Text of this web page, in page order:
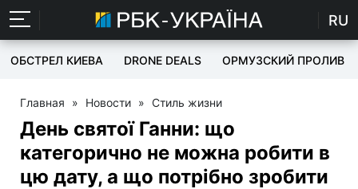
RU
ОБСТРЕЛ КИЕВА DRONE DEALS ОРМУЗСКИЙ ПРОЛИВ
Главная » Новости » Стиль жизни
День святої Ганни: що
категорично не можна робити в
цю дату, а що потрібно зробити